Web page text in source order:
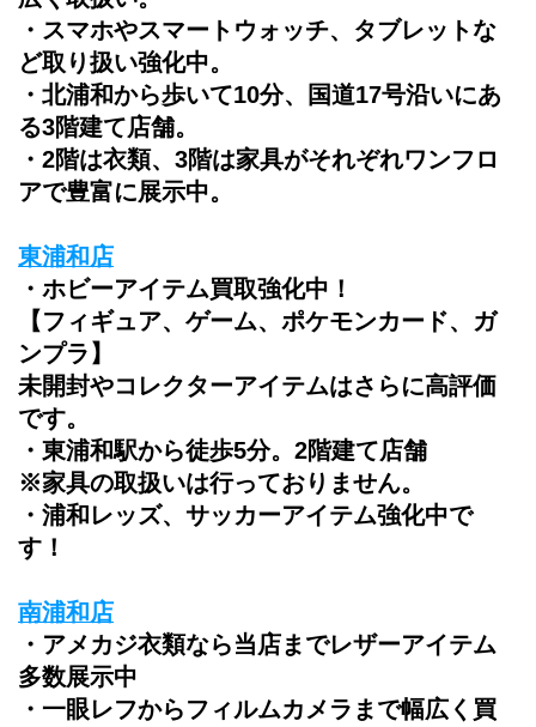
・スマホやスマートウォッチ、タブレットな
ど取り扱い強化中。
・北浦和から歩いて10分、国道17号沿いにあ
る3階建て店舗。
・2階は衣類、3階は家具がそれぞれワンフロ
アで豊富に展示中。
東浦和店
・ホビーアイテム買取強化中！
【フィギュア、ゲーム、ポケモンカード、ガ
ンプラ】
未開封やコレクターアイテムはさらに高評価
です。
・東浦和駅から徒歩5分。2階建て店舗
※家具の取扱いは行っておりません。
・浦和レッズ、サッカーアイテム強化中で
す！
南浦和店
・アメカジ衣類なら当店までレザーアイテム
多数展示中
・一眼レフからフィルムカメラまで幅広く買